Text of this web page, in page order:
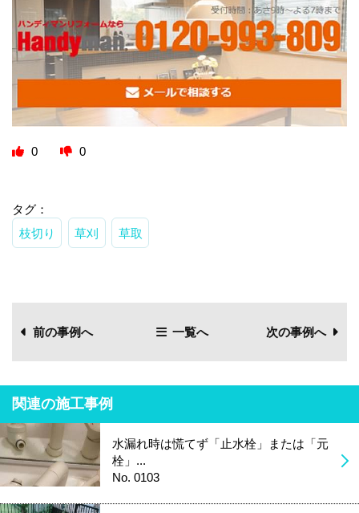
0 0
タグ：
枝切り
草刈 草取
前の事例へ 一覧へ 次の事例へ
関連の施工事例
水漏れ時は慌てず「止水栓」または「元
栓」...
No. 0103